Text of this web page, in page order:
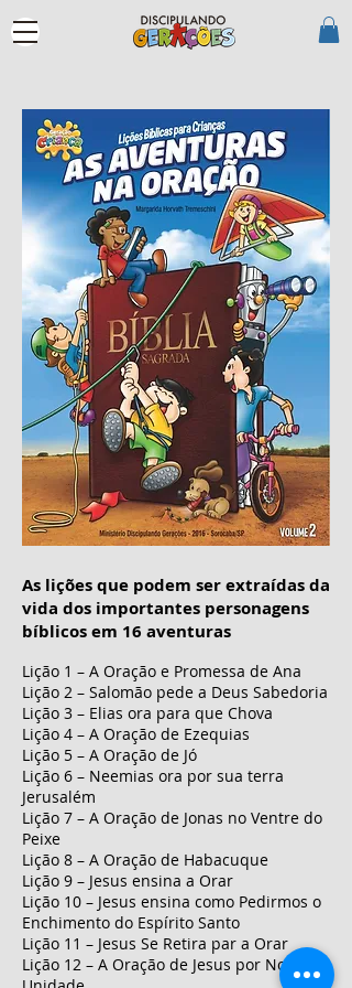
As lições que podem ser extraídas da
vida dos importantes personagens
bíblicos em 16 aventuras
Lição 1 – A Oração e Promessa de Ana
Lição 2 – Salomão pede a Deus Sabedoria
Lição 3 – Elias ora para que Chova
Lição 4 – A Oração de Ezequias
Lição 5 – A Oração de Jó
Lição 6 – Neemias ora por sua terra
Jerusalém
Lição 7 – A Oração de Jonas no Ventre do
Peixe
Lição 8 – A Oração de Habacuque
Lição 9 – Jesus ensina a Orar
Lição 10 – Jesus ensina como Pedirmos o
Enchimento do Espírito Santo
Lição 11 – Jesus Se Retira par a Orar
Lição 12 – A Oração de Jesus por Nossa